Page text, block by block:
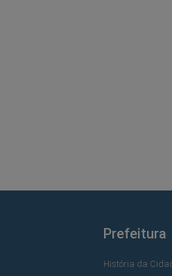
Prefeitura
História da